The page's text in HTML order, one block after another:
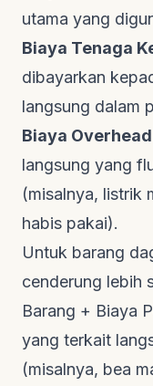
utama yang
Biaya Tenaga
dibayarkan
langsung dalam
Biaya
langsung yang
(misalnya, listrik
habis pakai).
Untuk barang
cenderung lebih
Barang + Biaya
yang terkait
(misalnya, bea